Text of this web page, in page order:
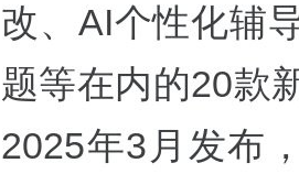
改、AI个性化辅
题等在内的20款
2025年3月发布